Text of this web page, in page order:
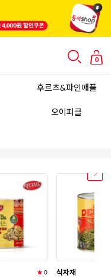
0
후르츠&파인애플
오이피클
★0
식자재